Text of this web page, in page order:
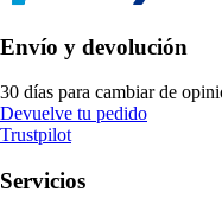
Envío y devolución
30 días para cambiar de
Devuelve tu pedido
Trustpilot
Servicios